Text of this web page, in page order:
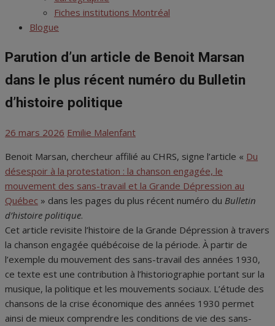
menu
Fiches institutions Montréal
Blogue
Parution d’un article de Benoit Marsan
dans le plus récent numéro du Bulletin
d’histoire politique
Posted
26 mars 2026 Author
Emilie Malenfant
Benoit Marsan, chercheur affilié au CHRS, signe l’article « Du
désespoir à la protestation : la chanson engagée, le
mouvement des sans-travail et la Grande Dépression au
Québec » dans les pages du plus récent numéro du Bulletin
d’histoire politique.
Cet article revisite l’histoire de la Grande Dépression à travers
la chanson engagée québécoise de la période. À partir de
l’exemple du mouvement des sans-travail des années 1930,
ce texte est une contribution à l’historiographie portant sur la
musique, la politique et les mouvements sociaux. L’étude des
chansons de la crise économique des années 1930 permet
ainsi de mieux comprendre les conditions de vie des sans-